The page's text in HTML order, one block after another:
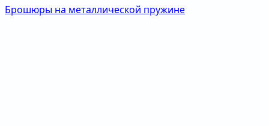
Брошюры на металлической пружине